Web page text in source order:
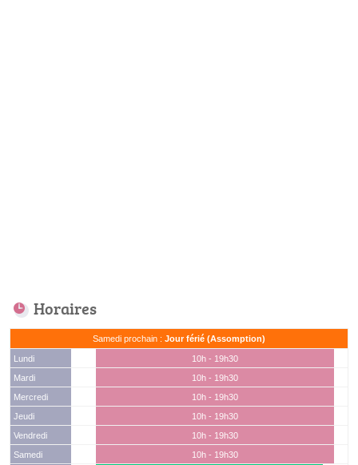
Horaires
Samedi prochain : Jour férié (Assomption)
Lundi
10h - 19h30
Mardi
10h - 19h30
Mercredi
10h - 19h30
Jeudi
10h - 19h30
Vendredi
10h - 19h30
Samedi
10h - 19h30